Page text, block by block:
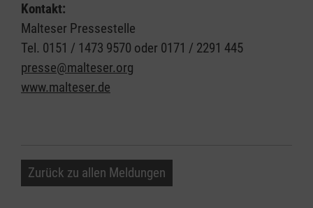
Kontakt:
Malteser Pressestelle
Tel. 0151 / 1473 9570 oder 0171 / 2291 445
presse@malteser.org
www.malteser.de
Zurück zu allen Meldungen